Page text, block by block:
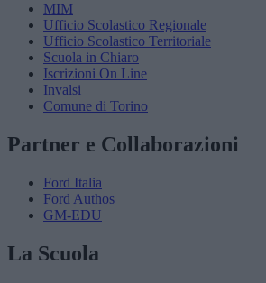
MIM
Ufficio Scolastico Regionale
Ufficio Scolastico Territoriale
Scuola in Chiaro
Iscrizioni On Line
Invalsi
Comune di Torino
Partner e Collaborazioni
Ford Italia
Ford Authos
GM-EDU
La Scuola